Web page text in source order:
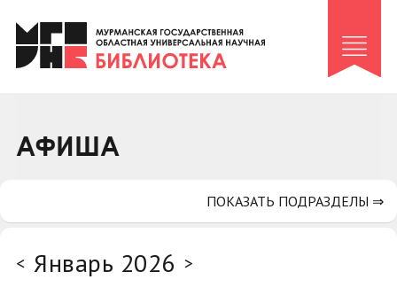
Клуб «Гиря и сельдерей»
Клуб «Семейный архив»
Коллегам
АФИША
< Январь 2026 >
ПОКАЗАТЬ ПОДРАЗДЕЛЫ ⇒